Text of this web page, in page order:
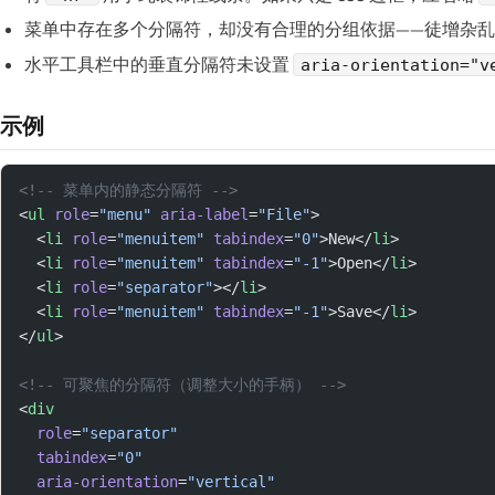
菜单中存在多个分隔符，却没有合理的分组依据——徒增杂乱
水平工具栏中的垂直分隔符未设置
aria-
示例
<!-- 菜单内的静态分隔符 -->
<ul role="menu" aria-label="File">
  <
li role="menuitem" tabindex="0">New</li>
  <
li role="menuitem" tabindex="-1">Open</li>
  <
li role="separator"></li>
  <
li role="menuitem" tabindex="-1">Save</li>
</ul>
<!-- 可聚焦的分隔符（调整大小的手柄） -->
<div
  role
="separator"
  tabindex
="0"
  aria-orientation
="vertical"